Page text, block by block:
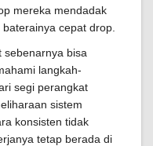
mereka mendadak
cepat drop.
sebenarnya bisa
langkah-
segi perangkat
sistem
konsisten tidak
tetap berada di